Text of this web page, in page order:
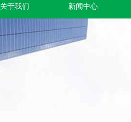
关于我们 新闻中心